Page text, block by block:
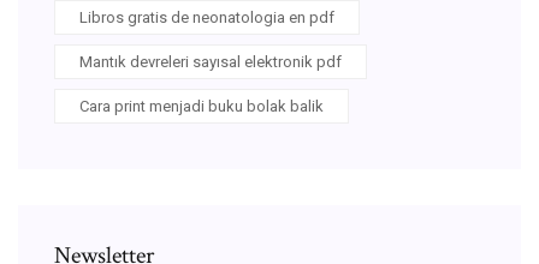
Libros gratis de neonatologia en pdf
Mantık devreleri sayısal elektronik pdf
Cara print menjadi buku bolak balik
Newsletter